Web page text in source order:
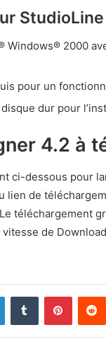
Windows® 2000
pour un
disque dur pour
4.2 à
ci-dessous pour
lien de
téléchargement
de
LinkedinTumblr Pinterest